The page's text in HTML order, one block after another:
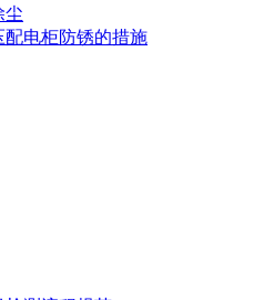
尘
电柜防锈的措施